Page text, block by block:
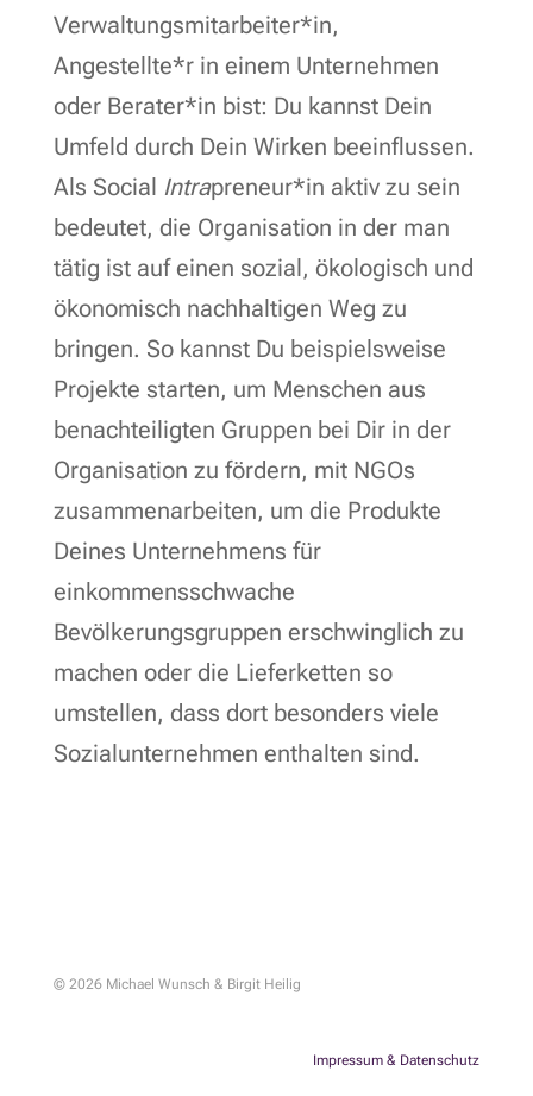
Verwaltungsmitarbeiter*in,
Angestellte*r in einem Unternehmen
oder Berater*in bist: Du kannst Dein
Umfeld durch Dein Wirken beeinflussen.
Als Social Intrapreneur*in aktiv zu sein
bedeutet, die Organisation in der man
tätig ist auf einen sozial, ökologisch und
ökonomisch nachhaltigen Weg zu
bringen. So kannst Du beispielsweise
Projekte starten, um Menschen aus
benachteiligten Gruppen bei Dir in der
Organisation zu fördern, mit NGOs
zusammenarbeiten, um die Produkte
Deines Unternehmens für
einkommensschwache
Bevölkerungsgruppen erschwinglich zu
machen oder die Lieferketten so
umstellen, dass dort besonders viele
Sozialunternehmen enthalten sind.
© 2026 Michael Wunsch & Birgit Heilig
Impressum & Datenschutz